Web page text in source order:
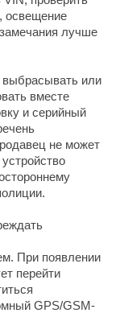
освещение
лучше
выбрасывать или
вместе
и серийный
не может
При появлении
перейти
GPS/GSM-